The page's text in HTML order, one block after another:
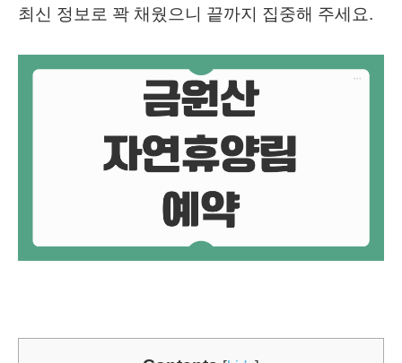
최신 정보로 꽉 채웠으니 끝까지 집중해 주세요.